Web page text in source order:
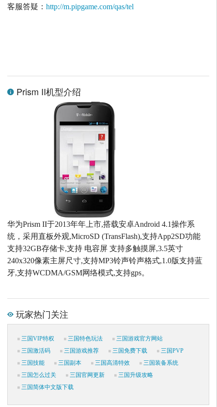
客服答疑： http://m.pipgame.com/qas/tel
Prism II机型介绍
华为Prism II于2013年年上市,搭载安卓Android 4.1操作系
统，采用直板外观,MicroSD (TransFlash),支持App2SD功能
支持32GB存储卡,支持 电容屏 支持多触摸屏,3.5英寸
240x320像素主屏尺寸,支持MP3铃声铃声格式,1.0版支持蓝
牙,支持WCDMA/GSM网络模式,支持gps。
玩家热门关注
三国VIP特权 三国特色玩法
三国游戏官方网站
三国激活码
三国游戏推荐 三国免费下载
三国PVP
三国技能
三国副本 三国高清特效
三国装备系统
三国怎么过关
三国官网更新
三国升级攻略
三国简体中文版下载